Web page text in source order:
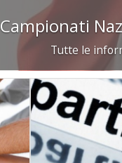
Campionati
Tutte le